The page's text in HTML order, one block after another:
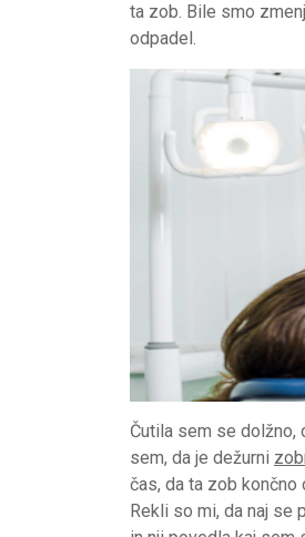
ta zob. Bile smo
odpadel.
Čutila sem se dolžno,
sem, da je dežurni
čas, da ta zob končno
Rekli so mi, da naj se